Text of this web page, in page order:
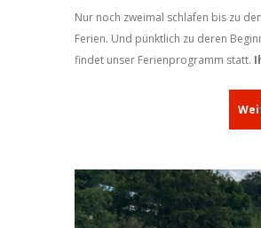
Nur noch zweimal schlafen bis zu
Ferien. Und pünktlich zu deren
findet unser Ferienprogramm statt.